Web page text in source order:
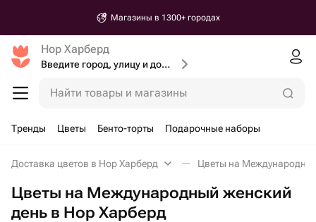
Магазины в 1300+ городах
Нор Харберд
Введите город, улицу и дом доставки
Найти товары и магазины
Тренды Цветы Бенто-торты Подарочные наборы
Доставка цветов в Нор Харберд Цветы на
Цветы на Международный женский
день в Нор Харберд